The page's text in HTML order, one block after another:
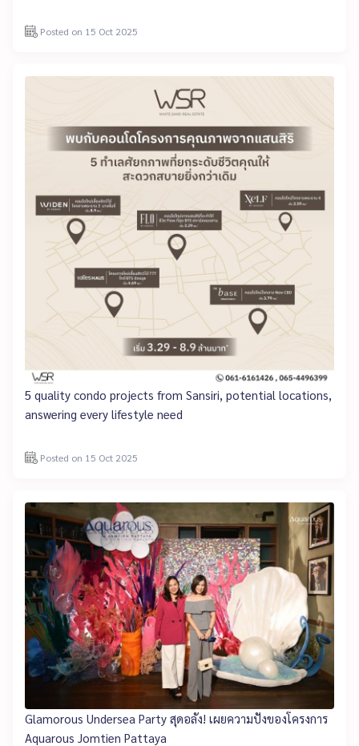
Posted on 15 Oct 2025
5 quality condo projects from Sansiri, potential locations,
answering every lifestyle need
Posted on 15 Oct 2025
Glamorous Undersea Party สุดอลัง! เผยความปังของโครงการ
Aquarous Jomtien Pattaya